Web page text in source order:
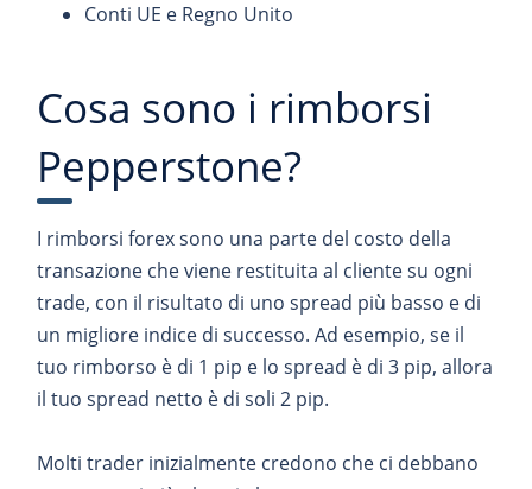
Conti UE e Regno Unito
Cosa sono i rimborsi
Pepperstone?
I rimborsi forex sono una parte del costo della
transazione che viene restituita al cliente su ogni
trade, con il risultato di uno spread più basso e di
un migliore indice di successo. Ad esempio, se il
tuo rimborso è di 1 pip e lo spread è di 3 pip, allora
il tuo spread netto è di soli 2 pip.
Molti trader inizialmente credono che ci debbano